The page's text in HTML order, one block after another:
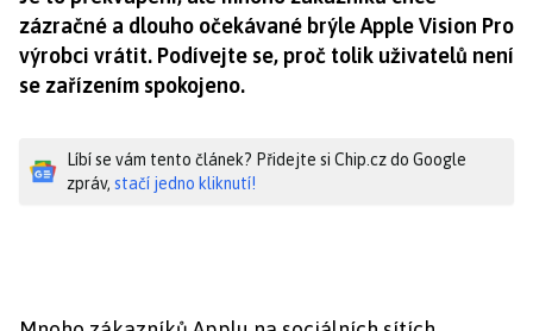
zázračné a dlouho očekávané brýle Apple Vision Pro
výrobci vrátit. Podívejte se, proč tolik uživatelů není
se zařízením spokojeno.
Líbí se vám tento článek? Přidejte si Chip.cz do Google
zpráv, stačí jedno kliknutí!